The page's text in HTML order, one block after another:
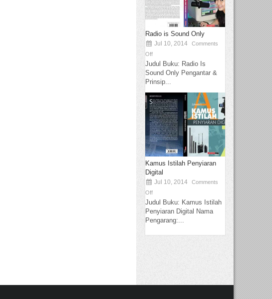
Radio is Sound Only
Jul 10, 2014
Comments
Off
Judul Buku: Radio Is
Sound Only Pengantar &
Prinsip...
Kamus Istilah Penyiaran
Digital
Jul 10, 2014
Comments
Off
Judul Buku: Kamus Istilah
Penyiaran Digital Nama
Pengarang:...